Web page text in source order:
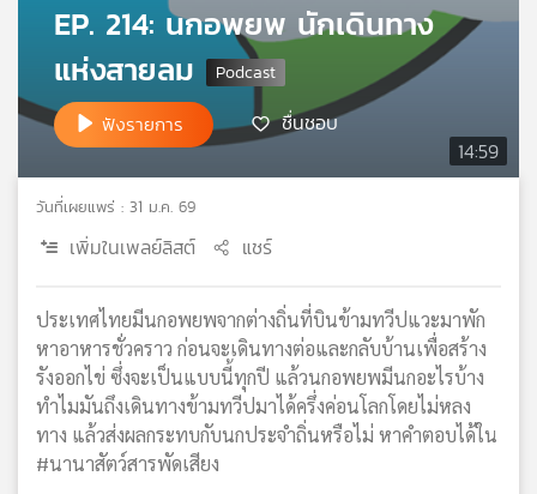
เครือ
วิทยุ
ไทย
แผนที่
วิทยุ
เครือ
ข่าย
14:59
EP. 214: นกอพยพ นักเดินทาง
แห่งสายลม
ฟังรายการ ชื่นชอบ
วันที่เผยแพร่ : 31 ม.ค. 69
เพิ่มในเพลย์ลิสต์ แชร์
ประเทศไทยมีนกอพยพจากต่างถิ่นที่บินข้ามทวีปแวะมาพัก
หาอาหารชั่วคราว ก่อนจะเดินทางต่อและกลับบ้านเพื่อสร้าง
รังออกไข่ ซึ่งจะเป็นแบบนี้ทุกปี แล้วนกอพยพมีนกอะไรบ้าง
ทำไมมันถึงเดินทางข้ามทวีปมาได้ครึ่งค่อนโลกโดยไม่หลง
ทาง แล้วส่งผลกระทบกับนกประจำถิ่นหรือไม่ หาคำตอบได้ใน
#นานาสัตว์สารพัดเสียง